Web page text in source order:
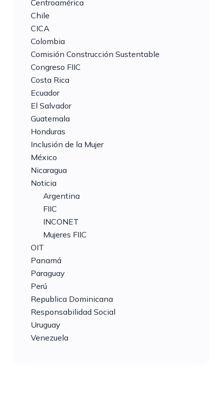
Centroamérica
Chile
CICA
Colombia
Comisión Construcción Sustentable
Congreso FIIC
Costa Rica
Ecuador
El Salvador
Guatemala
Honduras
Inclusión de la Mujer
México
Nicaragua
Noticia
Argentina
FIIC
INCONET
Mujeres FIIC
OIT
Panamá
Paraguay
Perú
Republica Dominicana
Responsabilidad Social
Uruguay
Venezuela